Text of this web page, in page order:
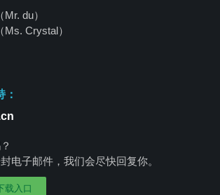
du）
（Ms. Crystal）
电子邮件，我们会尽快回复你。
载入口